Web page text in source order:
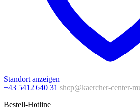
Standort anzeigen
+43 5412 640 31 shop@kaercher-center-
Bestell-Hotline